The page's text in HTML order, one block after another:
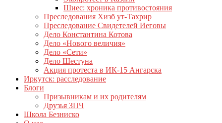
Шиес: хроника противостояния
Преследования Хизб ут-Тахрир
Преследование Свидетелей Иеговы
Дело Константина Котова
Дело «Нового величия»
Дело «Сети»
Дело Шестуна
Акция протеста в ИК-15 Ангарска
Иркутск: расследование
Блоги
Призывникам и их родителям
Друзья ЗПЧ
Школа Безниско